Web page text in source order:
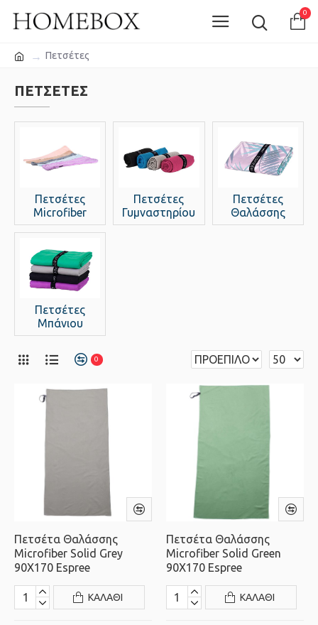
0
Πετσέτες
ΠΕΤΣΈΤΕΣ
Πετσέτες
Microfiber
Πετσέτες
Γυμναστηρίου
Πετσέτες
Θαλάσσης
Πετσέτες
Μπάνιου
0
Πετσέτα Θαλάσσης
Microfiber Solid Grey
90X170 Espree
ΚΑΛΆΘΙ
Πετσέτα Θαλάσσης
Microfiber Solid Green
90X170 Espree
ΚΑΛΆΘΙ